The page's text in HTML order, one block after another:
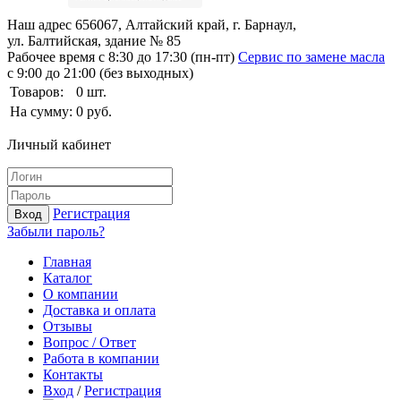
Наш адрес 656067, Алтайский край, г. Барнаул,
ул. Балтийская, здание № 85
Рабочее время с 8:30 до 17:30 (пн-пт) Сервис по замене масла
с 9:00 до 21:00 (без выходных)
Товаров:
0 шт.
На сумму: 0 руб.
Личный кабинет
Вход
Регистрация
Забыли пароль?
Главная
Каталог
О компании
Доставка и оплата
Отзывы
Вопрос / Ответ
Работа в компании
Контакты
Вход /Регистрация